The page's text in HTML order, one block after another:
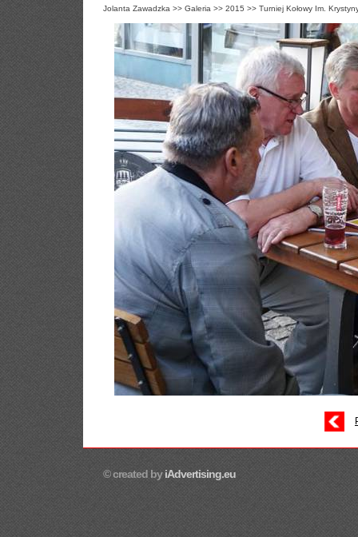
Jolanta Zawadzka >> Galeria >> 2015 >> Turniej Kołowy Im.
© created byiAdvertising.eu